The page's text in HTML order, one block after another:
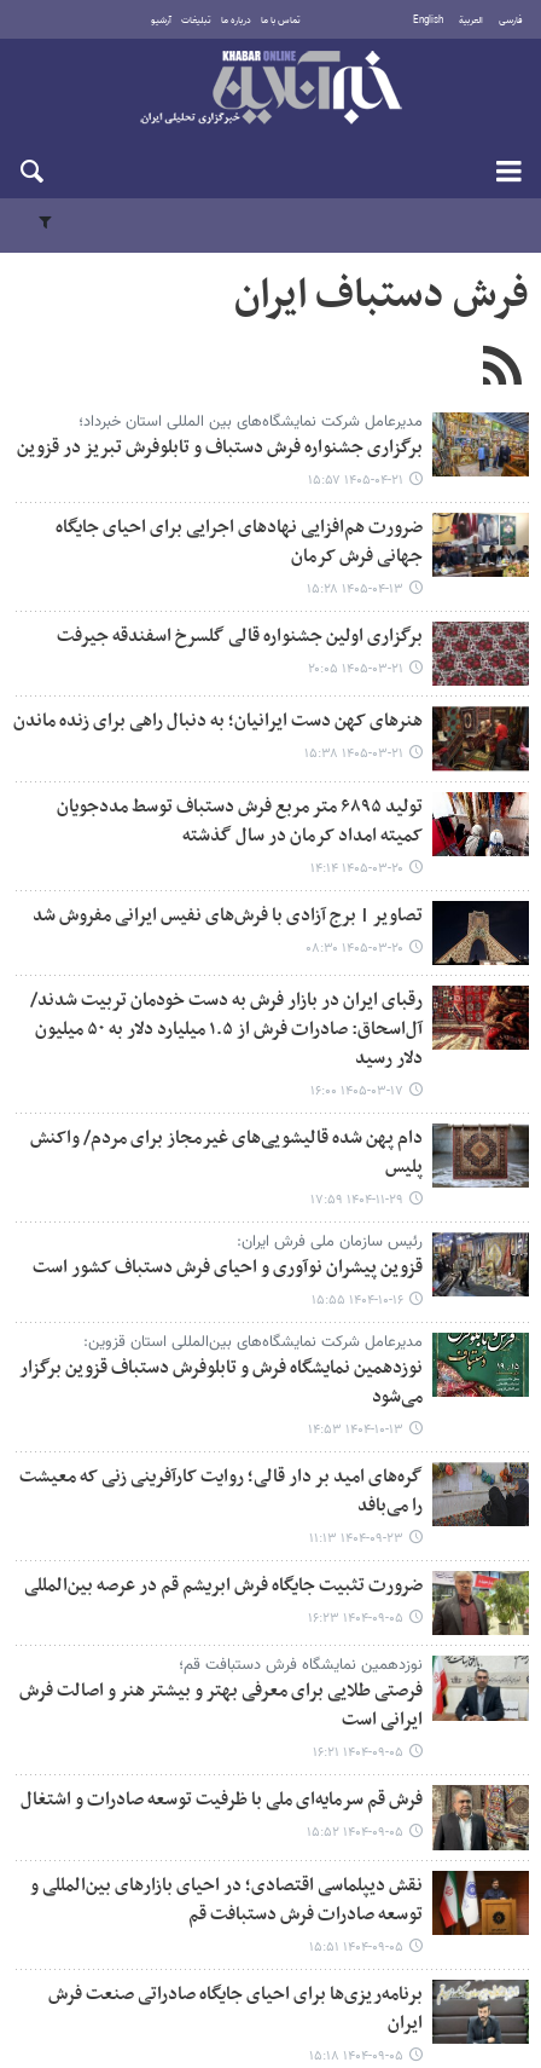
فارسی العربية English تماس با ما درباره ما تبلیغات آرشیو
شنبه ۱۷ مرداد ۱۴۰۵
فرش دستباف ایران
مدیرعامل شرکت نمایشگاه‌های بین المللی استان خبرداد؛
برگزاری جشنواره فرش دستباف و تابلوفرش تبریز در قزوین
۱۴۰۵-۰۴-۲۱ ۱۵:۵۷
ضرورت هم‌افزایی نهادهای اجرایی برای احیای جایگاه
جهانی فرش کرمان
۱۴۰۵-۰۴-۱۳ ۱۵:۲۸
برگزاری اولین جشنواره قالی گلسرخ اسفندقه جیرفت
۱۴۰۵-۰۳-۲۱ ۲۰:۰۵
هنرهای کهن دست ایرانیان؛ به دنبال راهی برای زنده ماندن‌
۱۴۰۵-۰۳-۲۱ ۱۵:۳۸
تولید ۶۸۹۵ متر مربع فرش دستباف توسط مددجویان
کمیته امداد کرمان در سال گذشته
۱۴۰۵-۰۳-۲۰ ۱۴:۱۴
تصاویر | برج آزادی با فرش‌های نفیس ایرانی مفروش شد
۱۴۰۵-۰۳-۲۰ ۰۸:۳۰
رقبای ایران در بازار فرش به دست خودمان تربیت شدند/
آل‌اسحاق: صادرات فرش از ۱.۵ میلیارد دلار به ۵۰ میلیون
دلار رسید
۱۴۰۵-۰۳-۱۷ ۱۶:۰۰
دام پهن شده قالیشویی‌های غیرمجاز برای مردم/ واکنش
پلیس
۱۴۰۴-۱۱-۲۹ ۱۷:۵۹
رئیس سازمان ملی فرش ایران:
قزوین پیشران نوآوری و احیای فرش دستباف کشور است
۱۴۰۴-۱۰-۱۶ ۱۵:۵۵
مدیرعامل شرکت نمایشگاه‌های بین‌المللی استان قزوین:
نوزدهمین نمایشگاه فرش و تابلوفرش دستباف قزوین برگزار
می‌شود
۱۴۰۴-۱۰-۱۳ ۱۴:۵۳
گره‌های امید بر دار قالی؛ روایت کارآفرینی زنی که معیشت
را می‌بافد
۱۴۰۴-۰۹-۲۳ ۱۱:۱۳
ضرورت تثبیت جایگاه فرش ابریشم قم در عرصه بین‌المللی
۱۴۰۴-۰۹-۰۵ ۱۶:۲۳
نوزدهمین نمایشگاه فرش دستبافت قم؛
فرصتی طلایی برای معرفی بهتر و بیشتر هنر و اصالت فرش
ایرانی است
۱۴۰۴-۰۹-۰۵ ۱۶:۲۱
فرش قم سرمایه‌ای ملی با ظرفیت توسعه صادرات و اشتغال
۱۴۰۴-۰۹-۰۵ ۱۵:۵۲
نقش دیپلماسی اقتصادی؛ در احیای بازارهای بین‌المللی و
توسعه صادرات فرش دستبافت قم
۱۴۰۴-۰۹-۰۵ ۱۵:۵۱
برنامه‌ریزی‌ها برای احیای جایگاه صادراتی صنعت فرش
ایران
۱۴۰۴-۰۹-۰۵ ۱۵:۱۸